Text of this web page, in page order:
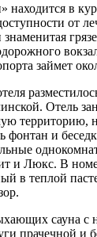
находится в
от
займет
Отель
территорию,
фонтан и
и Люкс. В
в теплой
сауна с
прачечной и